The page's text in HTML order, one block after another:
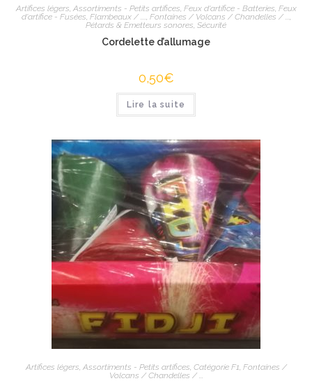
Artifices légers, Assortiments - Petits artifices, Feux d'artifice - Batteries, Feux
d'artifice - Fusées, Flambeaux / ...., Fontaines / Volcans / Chandelles / ...,
Pétards & Emetteurs sonores, Sécurité
Cordelette d’allumage
0,50€
Lire la suite
Artifices légers, Assortiments - Petits artifices, Catégorie F1, Fontaines /
Volcans / Chandelles / ...